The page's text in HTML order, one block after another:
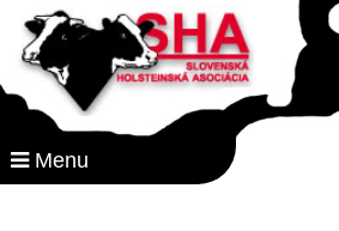
Menu